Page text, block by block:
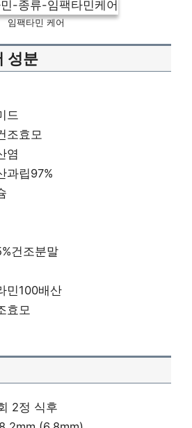
임팩타민 케어
성분
드
조효모
염
과립97%
건조분말
민100배산
효모
2정 식후